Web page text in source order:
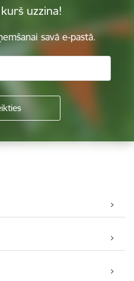
uzzina!
savā e-pastā.